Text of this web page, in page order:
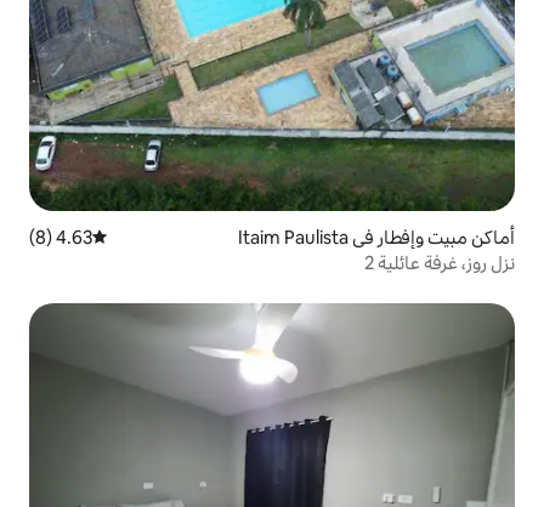
متوسط التقييم 4.63 من 5، 8 مراجعات
4.63 (8)